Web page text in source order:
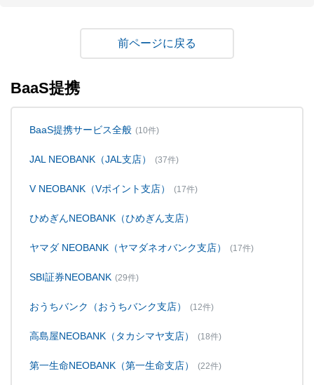
戻る
BaaS提携
BaaS提携サービス全般 (10件)
JAL NEOBANK（JAL支店） (37件)
V NEOBANK（Vポイント支店） (17件)
ひめぎんNEOBANK（ひめぎん支店）
ヤマダ NEOBANK（ヤマダネオバンク支店） (17件)
SBI証券NEOBANK (29件)
おうちバンク（おうちバンク支店） (12件)
高島屋NEOBANK（タカシマヤ支店） (18件)
第一生命NEOBANK（第一生命支店） (22件)